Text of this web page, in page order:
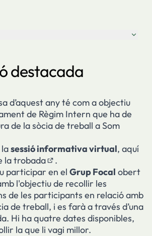
destacada
d’aquest any té com a objectiu
de Règim Intern que ha de
de la sòcia de treball a Som
sessió informativa virtual, aquí
la trobada
(Obrir en una pestanya
.
participar en el Grup Focal obert
l'objectiu de recollir les
de les participants en relació amb
de treball, i es farà a través d’una
Hi ha quatre dates disponibles,
la que li vagi millor.